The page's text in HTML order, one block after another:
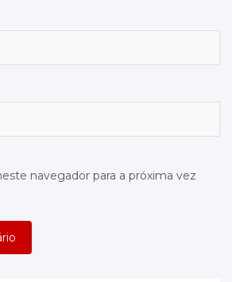
navegador para a próxima vez